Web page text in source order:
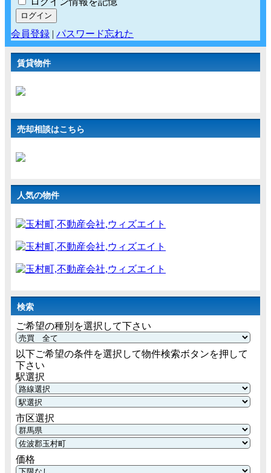
会員登録 | パスワード忘れた
賃貸物件
売却相談はこちら
人気の物件
検索
ご希望の種別を選択して下さい
以下ご希望の条件を選択して物件検索ボタンを押して
下さい
駅選択
市区選択
価格